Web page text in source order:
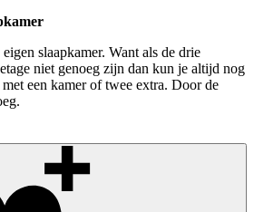
slaapkamer. Want als de drie
niet genoeg zijn dan kun je altijd nog
een kamer of twee extra. Door de